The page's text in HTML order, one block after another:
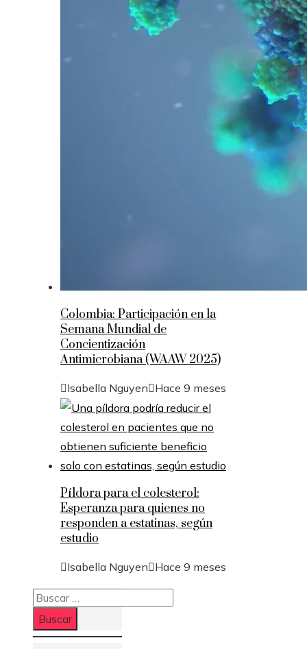
Colombia: Participación en la
Semana Mundial de
Concientización
Antimicrobiana (WAAW 2025)
Isabella Nguyen Hace 9 meses
Píldora para el colesterol:
Esperanza para quienes no
responden a estatinas, según
estudio
Isabella Nguyen Hace 9 meses
Buscar: